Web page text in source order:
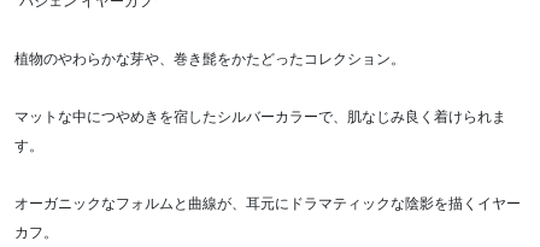
植物のやわらかな芽や、巻き髭をかたどったコレクション。
マットな中につやめきを宿したシルバーカラーで、肌なじみ良く着けられま
す。
オーガニックなフォルムと曲線が、耳元にドラマティックな陰影を描くイヤー
カフ。